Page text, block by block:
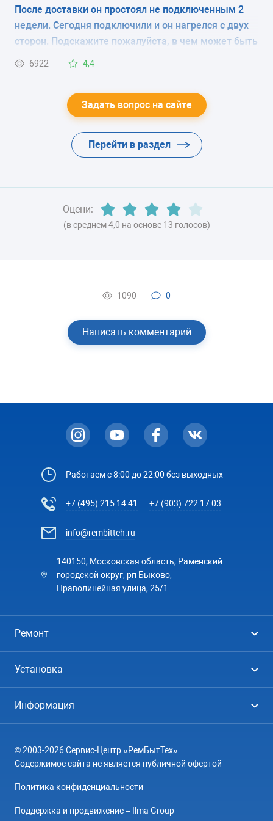
класс B
ЦВЕТ
ХЛАДАГЕНТ
надо снять при запуске холодильника или эту
плёнку снимать не нужно? В магазине продавцы
вразумительный ответ дать не смогли, в
комментариев.
После доставки он простоял не подключенным 2
недели. Сегодня подключили и он нагрелся с двух
сторон. Подскажите пожалуйста, в чем может быть
причина?
6922 4,4
Задать вопрос на сайте
Перейти в раздел
Оцени:
(в среднем 4,0 на основе 13 голосов)
1090 0
Написать комментарий
Работаем с 8:00 до 22:00 без выходных
+7 (495) 215 14 41 +7 (903) 722 17 03
info@rembitteh.ru
140150, Московская область, Раменский
городской округ, рп Быково,
Праволинейная улица, 25/1
Ремонт
Посудомоечные машины
Кондиционеры
Варочные панели
Электроплиты
Установка
Кондиционеры
Информация
География
© 2003-2026 Сервис-Центр «РемБытТех»
Содержимое сайта не является публичной офертой
Политика конфиденциальности
Поддержка и продвижение – Ilma Group